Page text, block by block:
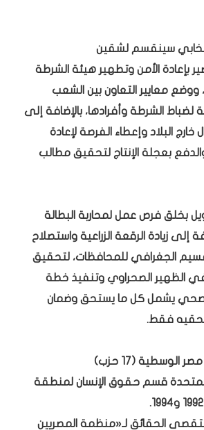
سينقسم لشقين
بإعادة الأمن وتطهير هيئة الشرطة
معايير التعاون بين الشعب
لضباط الشرطة وأفرادها، بالإضافة إلى
البلاد وإعطاء الفرصة لإعادة
والدفع بعجلة الإنتاج لتحقيق مطالب
بخلق فرص عمل لمحاربة البطالة
إلى زيادة الرقعة الزراعية واستصلاح
الجغرافي للمحافظات، لتحقيق
في الظهير الصحراوي وتنفيذ خطة
يشمل كل ما يستحق وضمان
فقط.
الوسطية (17 حزب)
قسم حقوق الإنسان لمنطقة
لتقصى الحقائق لـ«منظمة المصريين